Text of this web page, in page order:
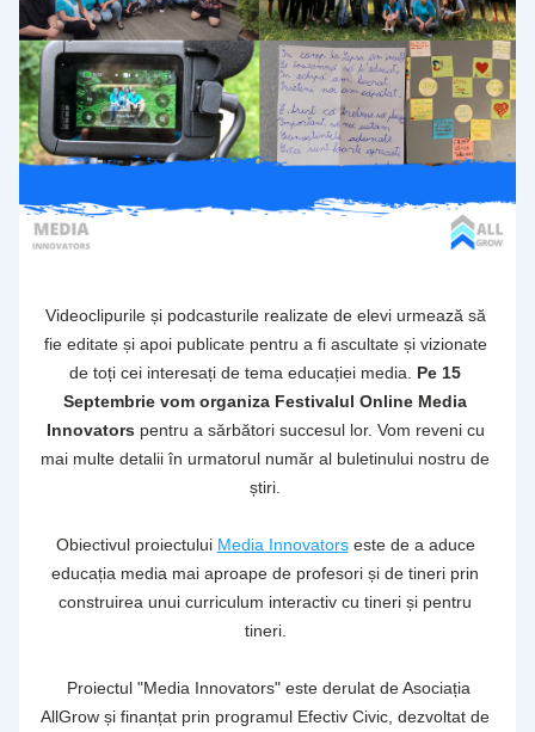
Videoclipurile și podcasturile realizate de elevi urmează să
fie editate și apoi publicate pentru a fi ascultate și vizionate
de toți cei interesați de tema educației media. Pe 15
Septembrie vom organiza Festivalul Online Media
Innovators pentru a sărbători succesul lor. Vom reveni cu
mai multe detalii în urmatorul număr al buletinului nostru de
știri.
Obiectivul proiectului Media Innovators este de a aduce
educația media mai aproape de profesori și de tineri prin
construirea unui curriculum interactiv cu tineri și pentru
tineri.
AllGrow și finanțat prin programul Efectiv Civic, dezvoltat de